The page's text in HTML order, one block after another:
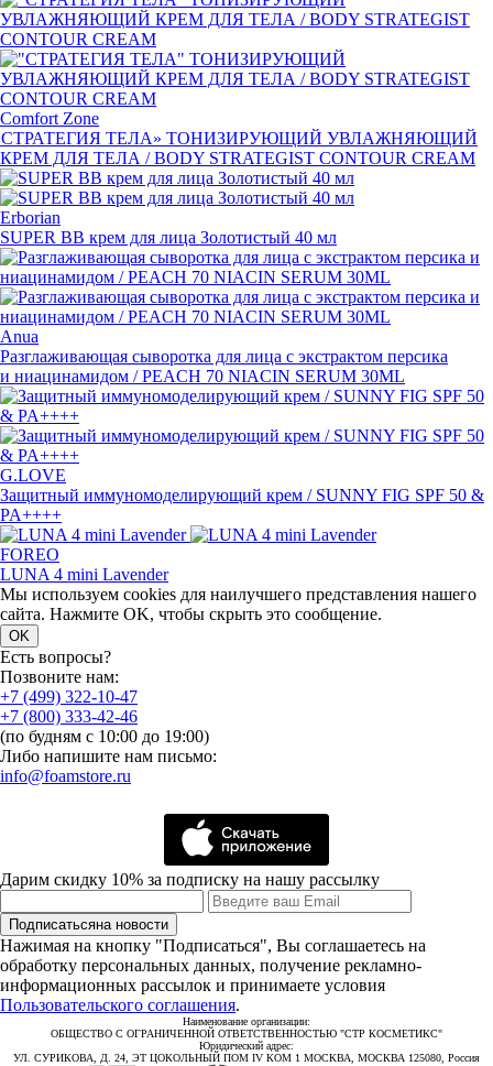
Comfort Zone
СТРАТЕГИЯ ТЕЛА» ТОНИЗИРУЮЩИЙ УВЛАЖНЯЮЩИЙ
КРЕМ ДЛЯ ТЕЛА / BODY STRATEGIST CONTOUR CREAM
Erborian
SUPER BB крем для лица Золотистый 40 мл
Anua
Разглаживающая сыворотка для лица с экстрактом персика
и ниацинамидом / PEACH 70 NIACIN SERUM 30ML
G.LOVE
Защитный иммуномоделирующий крем / SUNNY FIG SPF 50 &
PA++++
FOREO
LUNA 4 mini Lavender
Мы используем cookies для наилучшего представления нашего
сайта. Нажмите OK, чтобы скрыть это сообщение.
OK
Есть вопросы?
Позвоните нам:
+7 (499) 322-10-47
+7 (800) 333-42-46
(по будням с 10:00 до 19:00)
Либо напишите нам письмо:
info@foamstore.ru
Дарим скидку 10% за подписку на нашу рассылку
Подписатьсяна новости
Нажимая на кнопку "Подписаться", Вы соглашаетесь на
обработку персональных данных, получение рекламно-
информационных рассылок и принимаете условия
Пользовательского соглашения.
Наименование организации:
ОБЩЕСТВО С ОГРАНИЧЕННОЙ ОТВЕТСТВЕННОСТЬЮ "СТР КОСМЕТИКС"
Юридический адрес:
УЛ. СУРИКОВА, Д. 24, ЭТ ЦОКОЛЬНЫЙ ПОМ IV КОМ 1 МОСКВА, МОСКВА 125080, Россия